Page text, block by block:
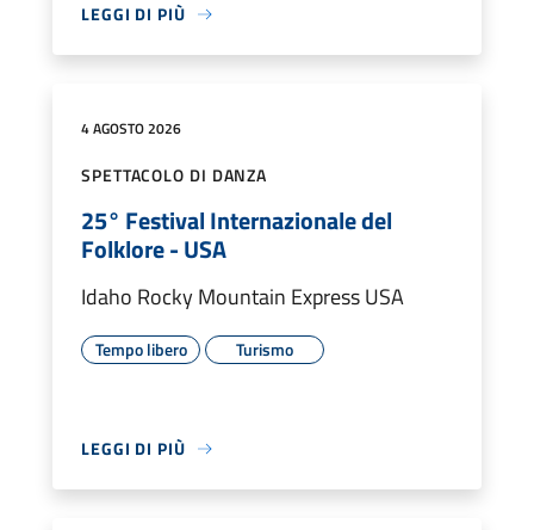
LEGGI DI PIÙ
4 AGOSTO 2026
SPETTACOLO DI DANZA
25° Festival Internazionale del
Folklore - USA
Idaho Rocky Mountain Express USA
Tempo libero Turismo
LEGGI DI PIÙ